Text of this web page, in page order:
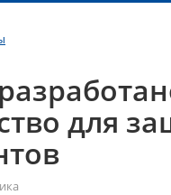
для